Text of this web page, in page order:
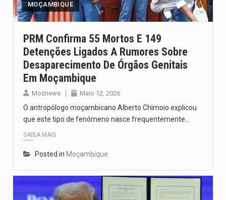
MOÇAMBIQUE
PRM Confirma 55 Mortos E 149
Detenções Ligados A Rumores Sobre
Desaparecimento De Órgãos Genitais
Em Moçambique
Moznews Maio 12, 2026
O antropólogo moçambicano Alberto Chimoio explicou
que este tipo de fenómeno nasce frequentemente…
SAIBA MAIS
Posted in Moçambique